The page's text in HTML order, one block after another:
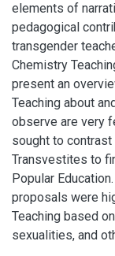
elements of
pedagogical
transgender
Chemistry
present an
Teaching about
observe are very
sought to
Transvestites to
Popular
proposals were
Teaching based
sexualities, and